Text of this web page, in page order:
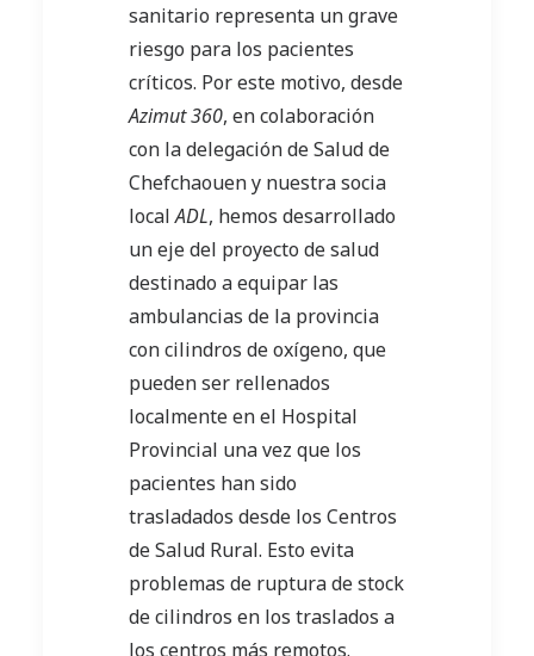
sanitario representa un grave
riesgo para los pacientes
críticos. Por este motivo, desde
Azimut 360, en colaboración
con la delegación de Salud de
Chefchaouen y nuestra socia
localADL, hemos desarrollado
un eje del proyecto de salud
destinado a equipar las
ambulancias de la provincia
con cilindros de oxígeno, que
pueden ser rellenados
localmente en el Hospital
Provincial una vez que los
pacientes han sido
trasladados desde los Centros
de Salud Rural. Esto evita
problemas de ruptura de stock
de cilindros en los traslados a
los centros más remotos.